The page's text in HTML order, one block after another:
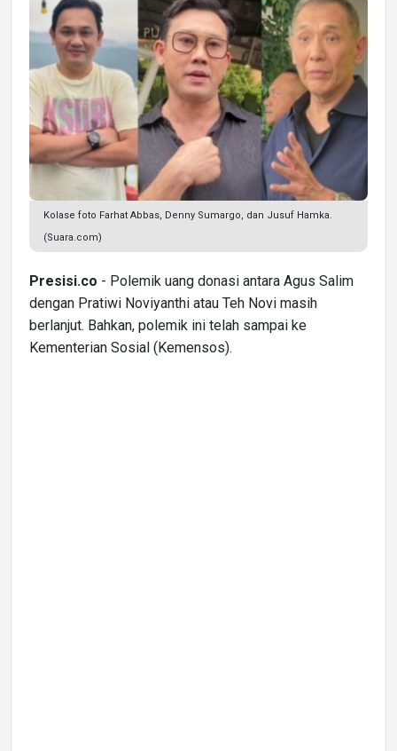
Kolase foto Farhat Abbas, Denny Sumargo, dan Jusuf Hamka.
(Suara.com)
Presisi.co - Polemik uang donasi antara Agus Salim
dengan Pratiwi Noviyanthi atau Teh Novi masih
berlanjut. Bahkan, polemik ini telah sampai ke
Kementerian Sosial (Kemensos).